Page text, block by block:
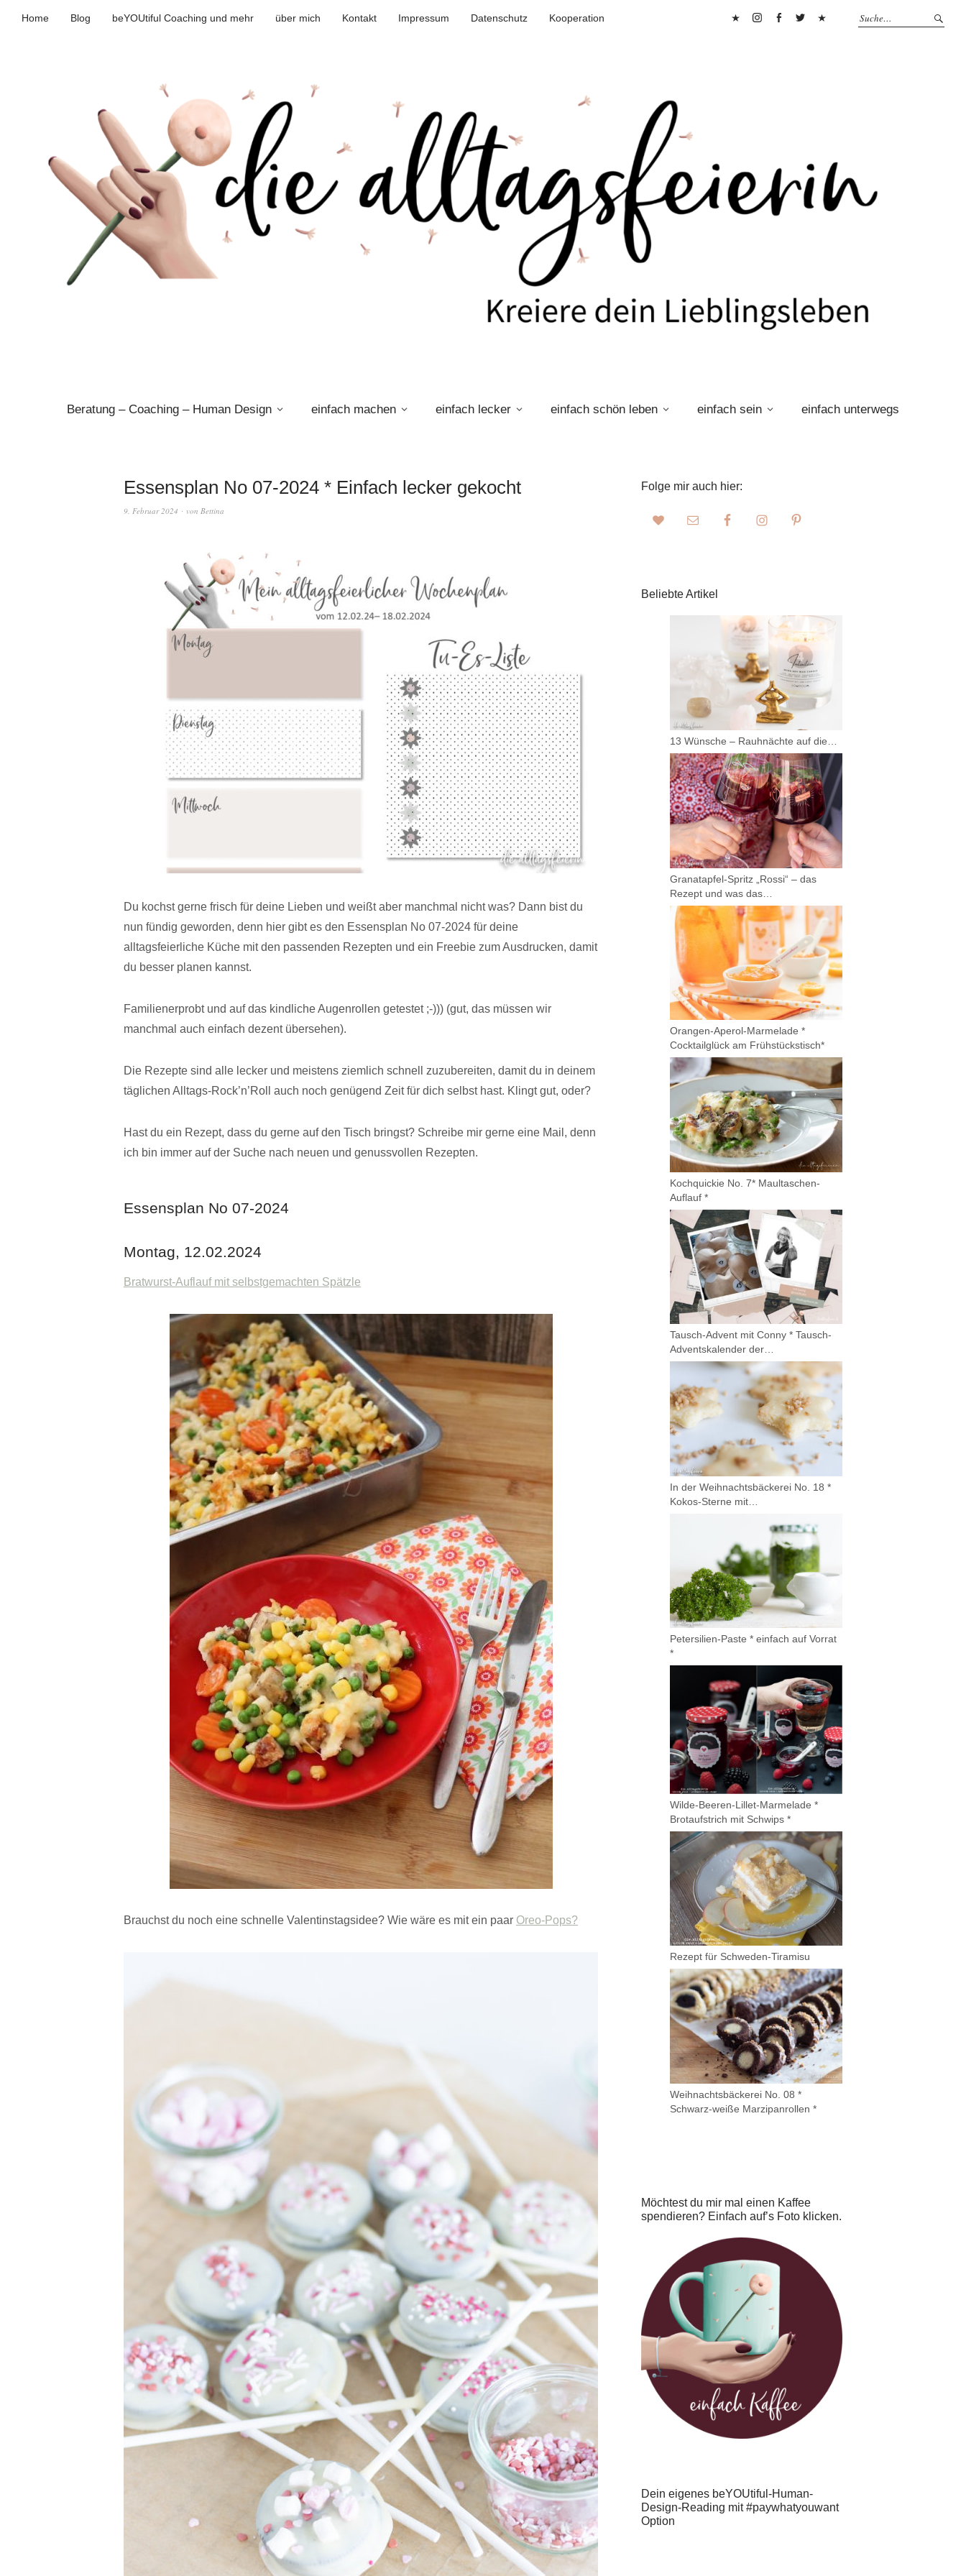
Home Blog beYOUtiful Coaching und mehr über mich Kontakt Impressum Datenschutz
Kooperation
Beratung – Coaching – Human Design einfach machen einfach lecker einfach schön leben einfach sein einfach unterwegs
Essensplan No 07-2024 * Einfach lecker gekocht
9. Februar 2024 von Bettina
Du kochst gerne frisch für deine Lieben und weißt aber manchmal nicht was? Dann bist du
nun fündig geworden, denn hier gibt es den Essensplan No 07-2024 für deine
alltagsfeierliche Küche mit den passenden Rezepten und ein Freebie zum Ausdrucken, damit
du besser planen kannst.
Familienerprobt und auf das kindliche Augenrollen getestet ;-))) (gut, das müssen wir
manchmal auch einfach dezent übersehen).
Die Rezepte sind alle lecker und meistens ziemlich schnell zuzubereiten, damit du in deinem
täglichen Alltags-Rock’n’Roll auch noch genügend Zeit für dich selbst hast. Klingt gut, oder?
Hast du ein Rezept, dass du gerne auf den Tisch bringst? Schreibe mir gerne eine Mail, denn
ich bin immer auf der Suche nach neuen und genussvollen Rezepten.
Essensplan No 07-2024
Montag, 12.02.2024
Bratwurst-Auflauf mit selbstgemachten Spätzle
Brauchst du noch eine schnelle Valentinstagsidee? Wie wäre es mit ein paar Oreo-Pops?
Folge mir auch hier:
Beliebte Artikel
13 Wünsche – Rauhnächte auf die…
Granatapfel-Spritz „Rossi“ – das
Rezept und was das…
Orangen-Aperol-Marmelade *
Cocktailglück am Frühstückstisch*
Kochquickie No. 7* Maultaschen-
Auflauf *
Tausch-Advent mit Conny * Tausch-
Adventskalender der…
In der Weihnachtsbäckerei No. 18 *
Kokos-Sterne mit…
Petersilien-Paste * einfach auf Vorrat
*
Wilde-Beeren-Lillet-Marmelade *
Brotaufstrich mit Schwips *
Rezept für Schweden-Tiramisu
Weihnachtsbäckerei No. 08 *
Schwarz-weiße Marzipanrollen *
Möchtest du mir mal einen Kaffee
spendieren? Einfach auf’s Foto klicken.
Dein eigenes beYOUtiful-Human-
Design-Reading mit #paywhatyouwant
Option